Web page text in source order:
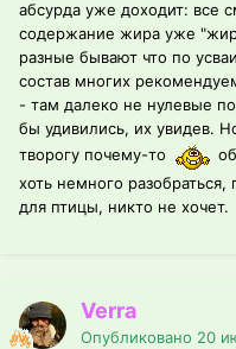
абсурда уже доходит: все
содержание жира уже
разные бывают что по
состав многих
- там далеко не нулевые
бы удивились, их увидев.
творогу почему-то
хоть немного разобраться,
для птицы, никто не хочет.
Verra
Опубликовано 20